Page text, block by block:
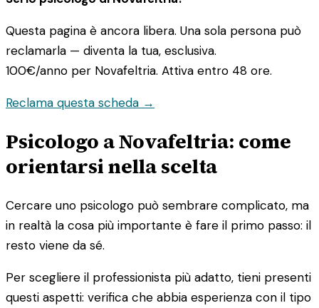
Questa pagina è ancora libera. Una sola persona può
reclamarla — diventa la tua, esclusiva.
100€/anno per Novafeltria. Attiva entro 48 ore.
Reclama questa scheda →
Psicologo a Novafeltria: come
orientarsi nella scelta
Cercare uno psicologo può sembrare complicato, ma
in realtà la cosa più importante è fare il primo passo: il
resto viene da sé.
Per scegliere il professionista più adatto, tieni presenti
questi aspetti: verifica che abbia esperienza con il tipo